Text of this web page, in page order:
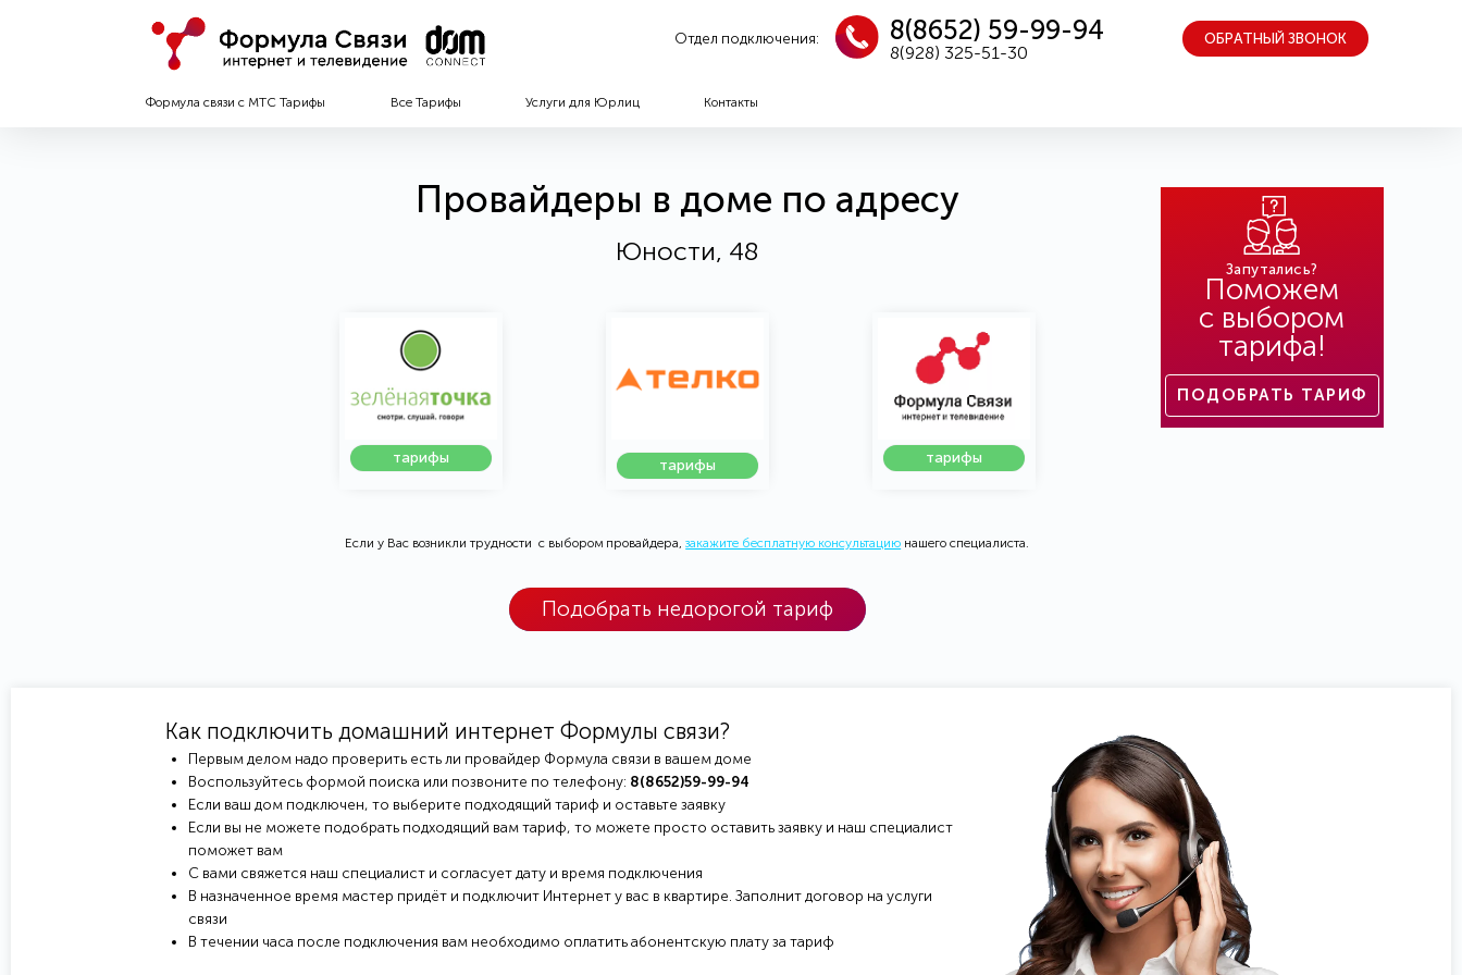
Отдел подключения: 8(8652) 59-99-94
8(928) 325-51-30
ОБРАТНЫЙ ЗВОНОК
Формула связи с МТС Тарифы Все Тарифы Услуги для Юрлиц Контакты
Провайдеры в доме по адресу
Юности, 48
тарифы тарифы тарифы
Если у Вас возникли трудности с выбором провайдера,закажите бесплатную консультацию нашего специалиста.
Подобрать недорогой тариф
Запутались?
Поможем
с выбором
тарифа!
ПОДОБРАТЬ ТАРИФ
Как подключить домашний интернет Формулы связи?
Первым делом надо проверить есть ли провайдер Формула связи в вашем доме
Воспользуйтесь формой поиска или позвоните по телефону: 8(8652)59-99-94
Если ваш дом подключен, то выберите подходящий тариф и оставьте заявку
Если вы не можете подобрать подходящий вам тариф, то можете просто оставить заявку и наш специалист
поможет вам
С вами свяжется наш специалист и согласует дату и время подключения
В назначенное время мастер придёт и подключит Интернет у вас в квартире. Заполнит договор на услуги
связи
В течении часа после подключения вам необходимо оплатить абонентскую плату за тариф